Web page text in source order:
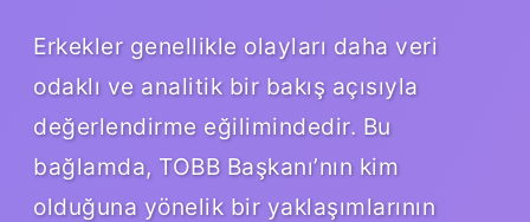
Erkekler genellikle olayları daha veri
odaklı ve analitik bir bakış açısıyla
değerlendirme eğilimindedir. Bu
bağlamda, TOBB Başkanı’nın kim
olduğuna yönelik bir yaklaşımlarının